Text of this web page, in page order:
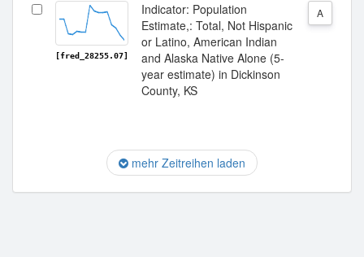
[fred_28255.07]
Indicator: Population
Estimate,: Total, Not Hispanic
or Latino, American Indian
and Alaska Native Alone (5-
year estimate) in Dickinson
County, KS
A
mehr Zeitreihen laden